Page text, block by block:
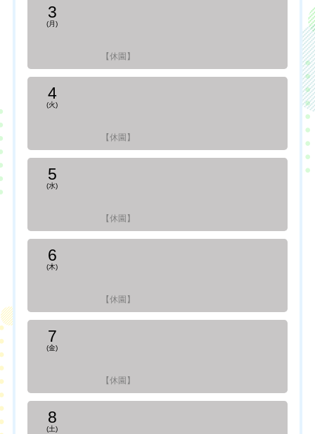
3
(月)
【休園】
4
(火)
【休園】
5
(水)
【休園】
6
(木)
【休園】
7
(金)
【休園】
8
(土)